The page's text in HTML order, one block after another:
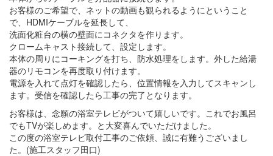
お客様のご希望で、ネットの動画も観られるようにということ
で、HDMIケーブルを延長して、
洗面化粧台の横の壁面にコネクタを作ります。
クロームキャスト接続して、設定します。
本体の周りにコーキングを打ち、防水処理をします。外した給湯
器のリモコンを再度取り付けます。
電源を入れて点灯を確認したら、位置情報を入力してスキャンし
ます。受信を確認したら工事の完了となります。
お客様は、念願の浴室テレビがついて嬉しいです。これでお風呂
でもTVが楽しめます。と大変喜んでいただけました。
この度の浴室テレビ取付工事のご依頼、誠に有難うございまし
た。(施工スタッフ田口)